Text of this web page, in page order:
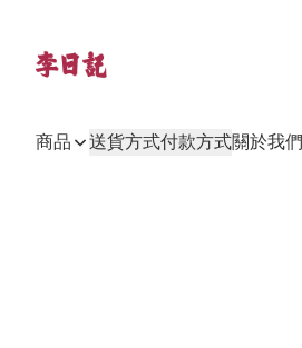
商品 送貨方式付款方式關於我們